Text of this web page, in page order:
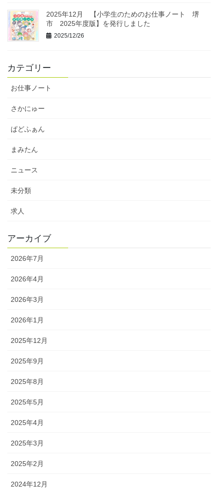
2025年12月 【小学生のためのお仕事ノート 堺
市 2025年度版】を発行しました
2025/12/26
カテゴリー
お仕事ノート
さかにゅー
ぱどふぁん
まみたん
ニュース
未分類
求人
アーカイブ
2026年7月
2026年4月
2026年3月
2026年1月
2025年12月
2025年9月
2025年8月
2025年5月
2025年4月
2025年3月
2025年2月
2024年12月